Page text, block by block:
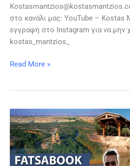
στο κανάλι μας: YouTube – Kostas
εγγραφή στο Instagram για να μην
kostas_mantzios_
Read More »
Ιορδανία:
Εκεί
όπου
η
πίστη